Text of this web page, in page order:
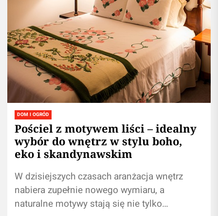
DOM I OGRÓD
Pościel z motywem liści – idealny
wybór do wnętrz w stylu boho,
eko i skandynawskim
W dzisiejszych czasach aranżacja wnętrz
nabiera zupełnie nowego wymiaru, a
naturalne motywy stają się nie tylko